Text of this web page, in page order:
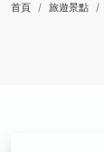
首頁 旅遊景點